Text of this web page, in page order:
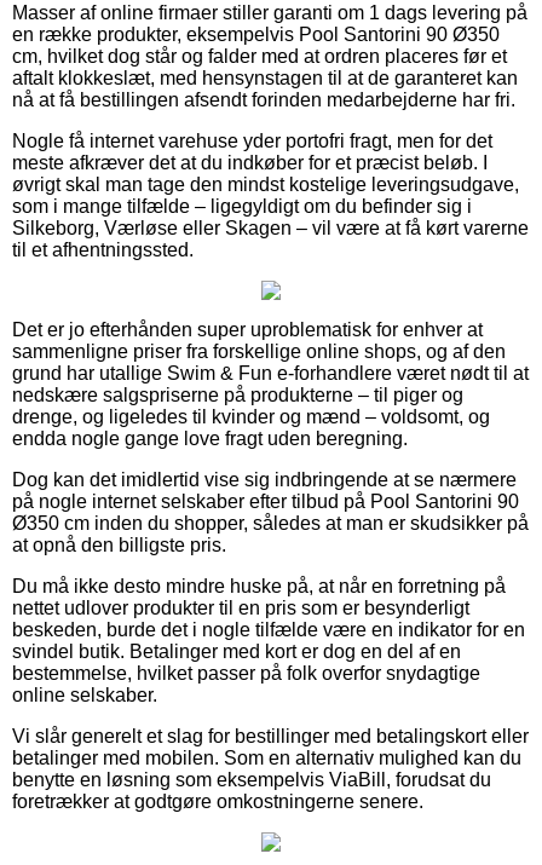
Masser af online firmaer stiller garanti om 1 dags levering på
en række produkter, eksempelvis Pool Santorini 90 Ø350
cm, hvilket dog står og falder med at ordren placeres før et
aftalt klokkeslæt, med hensynstagen til at de garanteret kan
nå at få bestillingen afsendt forinden medarbejderne har fri.
Nogle få internet varehuse yder portofri fragt, men for det
meste afkræver det at du indkøber for et præcist beløb. I
øvrigt skal man tage den mindst kostelige leveringsudgave,
som i mange tilfælde – ligegyldigt om du befinder sig i
Silkeborg, Værløse eller Skagen – vil være at få kørt varerne
til et afhentningssted.
Det er jo efterhånden super uproblematisk for enhver at
sammenligne priser fra forskellige online shops, og af den
grund har utallige Swim & Fun e-forhandlere været nødt til at
nedskære salgspriserne på produkterne – til piger og
drenge, og ligeledes til kvinder og mænd – voldsomt, og
endda nogle gange love fragt uden beregning.
Dog kan det imidlertid vise sig indbringende at se nærmere
på nogle internet selskaber efter tilbud på Pool Santorini 90
Ø350 cm inden du shopper, således at man er skudsikker på
at opnå den billigste pris.
Du må ikke desto mindre huske på, at når en forretning på
nettet udlover produkter til en pris som er besynderligt
beskeden, burde det i nogle tilfælde være en indikator for en
svindel butik. Betalinger med kort er dog en del af en
bestemmelse, hvilket passer på folk overfor snydagtige
online selskaber.
Vi slår generelt et slag for bestillinger med betalingskort eller
betalinger med mobilen. Som en alternativ mulighed kan du
benytte en løsning som eksempelvis ViaBill, forudsat du
foretrækker at godtgøre omkostningerne senere.